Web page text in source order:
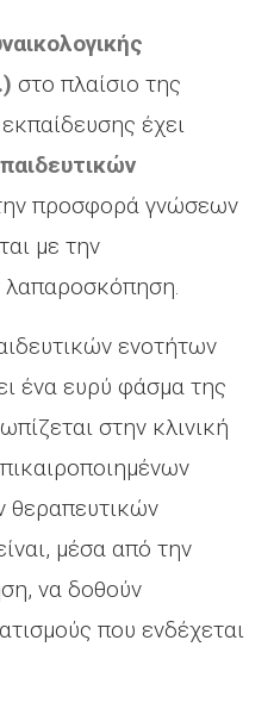
στο πλαίσιο της
έχει
προσφορά γνώσεων
με την
λαπαροσκόπηση.
ενοτήτων
ένα ευρύ φάσμα της
στην κλινική
θεραπευτικών
μέσα από την
να δοθούν
που ενδέχεται